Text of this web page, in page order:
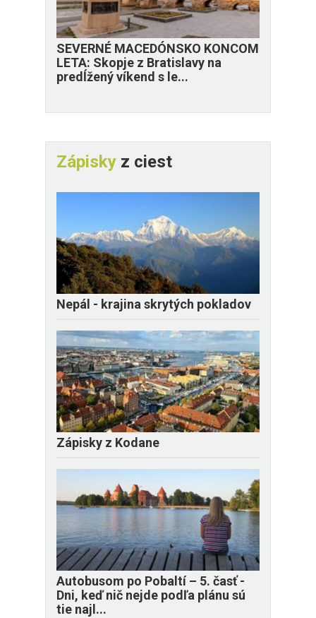
SEVERNÉ MACEDÓNSKO KONCOM
LETA: Skopje z Bratislavy na
predĺžený víkend s le...
Zápisky z ciest
Nepál - krajina skrytých pokladov
Zápisky z Kodane
​Autobusom po Pobaltí – 5. časť -
Dni, keď nič nejde podľa plánu sú
tie najl...